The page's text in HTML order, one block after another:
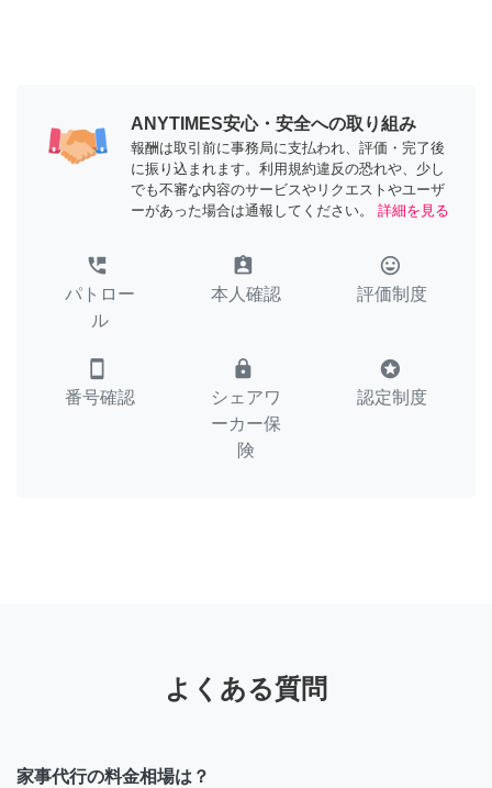
ANYTIMES安心・安全への取り組み
報酬は取引前に事務局に支払われ、評価・完了後
に振り込まれます。利用規約違反の恐れや、少し
でも不審な内容のサービスやリクエストやユーザ
ーがあった場合は通報してください。
詳細を見る
perm_phone_msg
パトロー
ル
assignment_ind
本人確認
tag_faces
評価制度
smartphone
番号確認
lock
シェアワ
ーカー保
険
stars
認定制度
よくある質問
家事代行の料金相場は？